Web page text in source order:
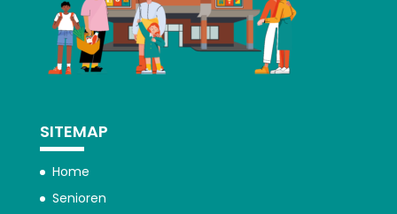
SITEMAP
Home
Senioren